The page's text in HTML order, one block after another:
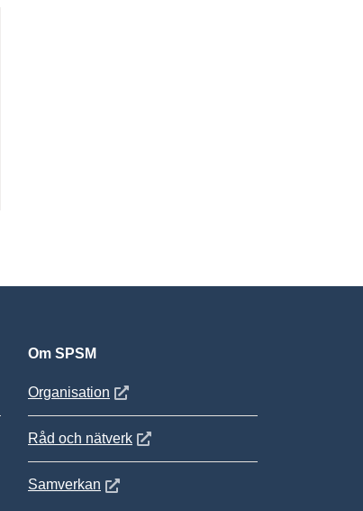
Om SPSM
Organisation Öppnas i nytt fönster
Råd och nätverkÖppnas i nytt fönster
Samverkan Öppnas i nytt fönster